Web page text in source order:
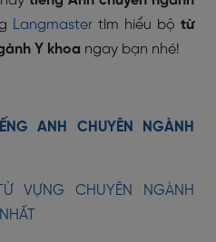
Langmaster tìm hiểu bộ từ
Y khoa ngay bạn nhé!
ANH CHUYÊN NGÀNH
VỰNG CHUYÊN NGÀNH